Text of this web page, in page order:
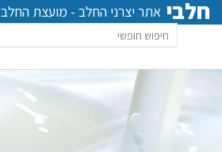
חלבי אתר יצרני החלב - מועצת החלב